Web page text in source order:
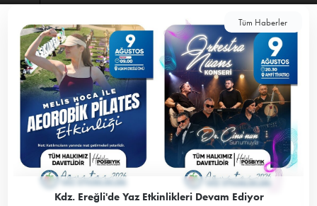
Tüm Haberler
Kdz. Ereğli'de Yaz Etkinlikleri Devam Ediyor